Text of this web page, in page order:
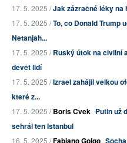
17. 5. 2025 /Jak zázračné léky na
17. 5. 2025 /To, co Donald Trump
Netanjah...
17. 5. 2025 /Ruský útok na civilní
devět lidí
17. 5. 2025 /Izrael zahájil velkou
které z...
17. 5. 2025 /Boris Cvek Putin už
sehrál ten Istanbul
16. 5. 2025 /Fabiano Golgo